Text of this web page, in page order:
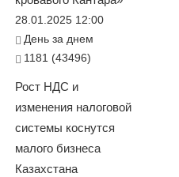
28.01.2025 12:00
День за днем
1181 (43496)
Рост НДС и
изменения налоговой
системы коснутся
малого бизнеса
Казахстана